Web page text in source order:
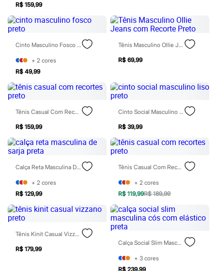
Polos
Acessórios
Bolsas e Mochilas
Chapéus e Bonés
Cintos
Carteiras
Óculos
Relógios
Calçados
Botas
Chinelos
Sapatos
Sandálias e Papetes
Moda esportiva
Acessórios
Bermudas
Camisetas
Calças
Calçados
Regatas
Moda íntima
Cuecas
Meias
Pijamas
Moda praia
Personagens
Blusas e Camisetas
R$ 159,99
Cinto Masculino Fosco Preto
+ 2 cores
R$ 49,99
Tênis Masculino Ollie Jeans Com Recorte Preto
R$ 69,99
Tênis Casual Com Recortes Preto
R$ 159,99
Cinto Social Masculino Liso Preto
R$ 39,99
Calça Reta Masculina De Sarja Preta
+ 2 cores
R$ 129,99
Tênis Casual Com Recortes Preto
+ 2 cores
R$ 119,99R$ 189,99
Tênis Kinit Casual Vizzano Preto
R$ 179,99
Calça Social Slim Masculina Cós Com Elástico Preta
+ 3 cores
R$ 239,99